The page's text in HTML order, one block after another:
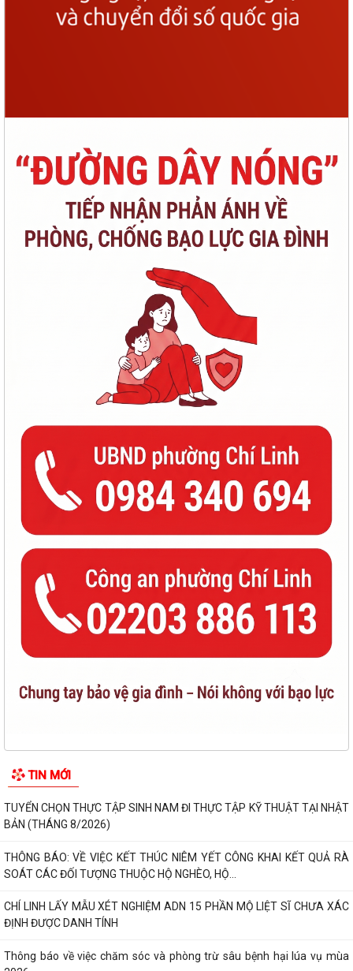
TIN MỚI
TUYỂN CHỌN THỰC TẬP SINH NAM ĐI THỰC TẬP KỸ THUẬT TẠI NHẬT
BẢN (THÁNG 8/2026)
THÔNG BÁO: VỀ VIỆC KẾT THÚC NIÊM YẾT CÔNG KHAI KẾT QUẢ RÀ
SOÁT CÁC ĐỐI TƯỢNG THUỘC HỘ NGHÈO, HỘ...
CHÍ LINH LẤY MẪU XÉT NGHIỆM ADN 15 PHẦN MỘ LIỆT SĨ CHƯA XÁC
ĐỊNH ĐƯỢC DANH TÍNH
Thông báo về việc chăm sóc và phòng trừ sâu bệnh hại lúa vụ mùa